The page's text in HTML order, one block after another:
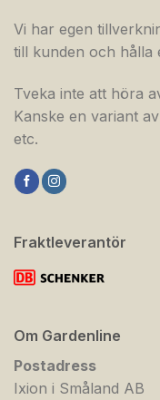
Vi har egen
till kunden och hålla
Tveka inte att höra
Kanske en variant
etc.
Fraktleverantör
Om Gardenline
Postadress
Ixion i Småland AB